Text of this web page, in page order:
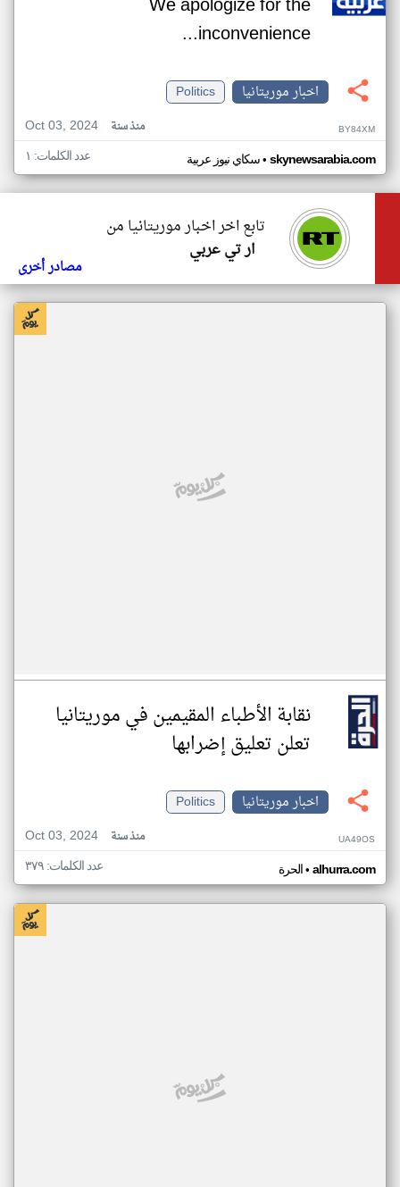
inconvenience...
اخبار موريتانيا
Politics
Oct 03, 2024
منذ سنة BY84XM
سكاي نيوز عربية• skynewsarabia.com عدد الكلمات: ١
تابع اخر اخبار موريتانيا من
ار تي عربي
مصادر أخرى
نقابة الأطباء المقيمين في موريتانيا
تعلن تعليق إضرابها
اخبار موريتانيا
Politics
Oct 03, 2024
منذ سنة UA49OS
الحرة• alhurra.com عدد الكلمات: ٣٧٩